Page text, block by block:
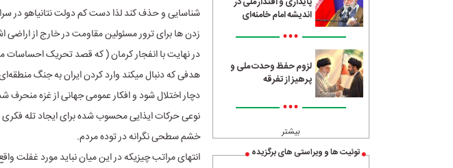
اندیشه امام خامنه‌ای
•••
لزوم حفظ وحدت ملی و
پرهیز از تفرقه
•••
بیشتر
توئیت ها و ویراستی های برگزیده
شناسایی و حذف کند لذا دست کم دولت نتانیاهو در
زدن ها برای ترور مسئولین مقاومت در خارج از
در نهایت با انفجار کرمان ( که قصد تحریک احساسات
هدفی که دنبال میکند وارد کردن ایران به جنگ
دچار اختلال شود و افکار عمومی جهانی از غزه منحرف
نوعی حرکات ایذایی محسوب شده برای ایجاد تله فکری و
خشم سطحی نگرانه در توده مردم.
انتهای مراتب چیزیکه در این میان نباید مورد غفلت